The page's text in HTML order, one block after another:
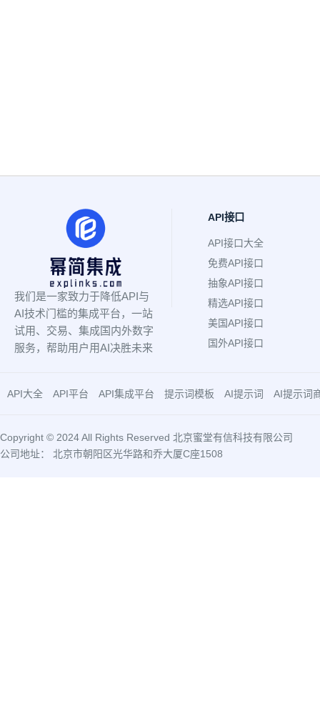
我们是一家致力于降低API与
AI技术门槛的集成平台，一站
试用、交易、集成国内外数字
服务，帮助用户用AI决胜未来
API接口
API接口大全
免费API接口
抽象API接口
精选API接口
美国API接口
国外API接口
API大全 API平台 API集成平台 提示词模板 AI提示词 AI提示词
Copyright © 2024 All Rights Reserved 北京蜜堂有信科技有限公司
公司地址： 北京市朝阳区光华路和乔大厦C座1508